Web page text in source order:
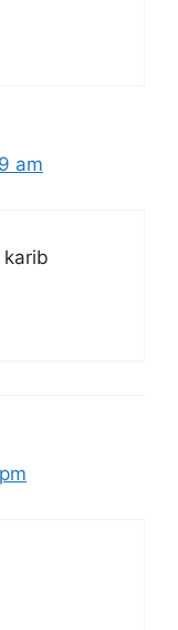
am